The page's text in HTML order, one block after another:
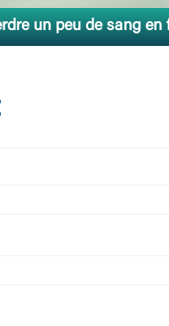
un peu de sang en